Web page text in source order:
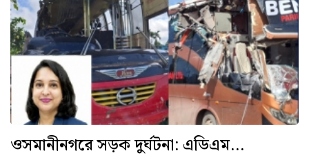
ওসমানীনগরে সড়ক দুর্ঘটনা: এডিএম...